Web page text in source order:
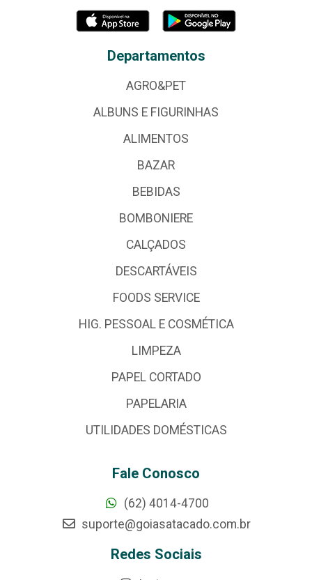
Departamentos
AGRO&PET
ALBUNS E FIGURINHAS
ALIMENTOS
BAZAR
BEBIDAS
BOMBONIERE
CALÇADOS
DESCARTÁVEIS
FOODS SERVICE
HIG. PESSOAL E COSMÉTICA
LIMPEZA
PAPEL CORTADO
PAPELARIA
UTILIDADES DOMÉSTICAS
Fale Conosco
(62) 4014-4700
suporte@goiasatacado.com.br
Redes Sociais